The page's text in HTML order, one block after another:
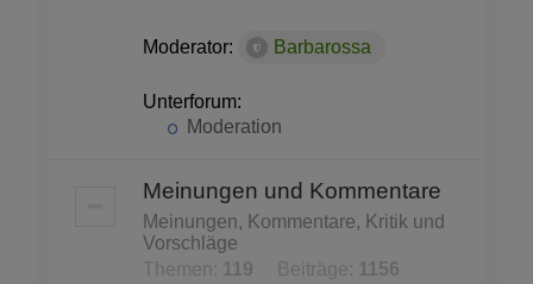
Moderator: Barbarossa
Unterforum:
Moderation
Meinungen und Kommentare
Meinungen, Kommentare, Kritik und
Vorschläge
Themen:
119 Beiträge: 1156